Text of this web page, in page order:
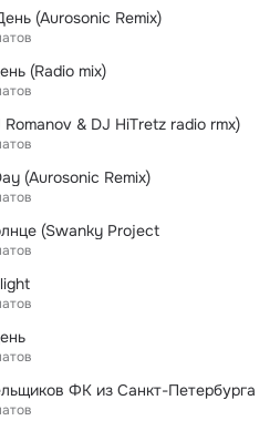
(Aurosonic Remix)
(Radio mix)
& DJ HiTretz radio rmx)
(Aurosonic Remix)
(Swanky Project
ФК из Санкт-Петербурга